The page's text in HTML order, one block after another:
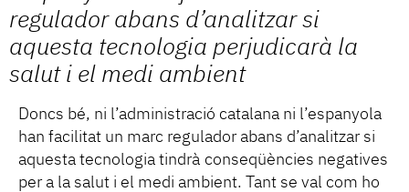
regulador abans d’analitzar si
aquesta tecnologia perjudicarà la
salut i el medi ambient
Doncs bé, ni l’administració catalana ni l’espanyola
han facilitat un marc regulador abans d’analitzar si
aquesta tecnologia tindrà conseqüències negatives
per a la salut i el medi ambient. Tant se val com ho